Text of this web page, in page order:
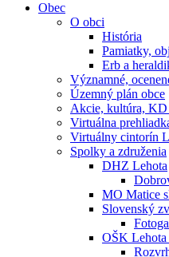
Obec
O obci
História
Pamiatky,
Erb a
Významné,
Územný plán obce
Akcie, kultúra, KD
Virtuálna
Virtuálny cintorín
Spolky a združenia
DHZ Lehota
MO Matice
Slovenský
OŠK Lehota